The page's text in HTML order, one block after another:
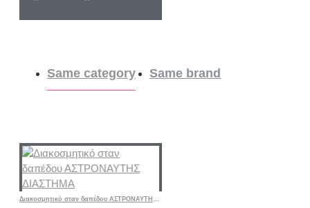
Same category Same brand
Διακοσμητικό σταν δαπέδου ΑΣΤΡΟΝΑΥΤΗΣ ΔΙΑΣΤΗΜΑ